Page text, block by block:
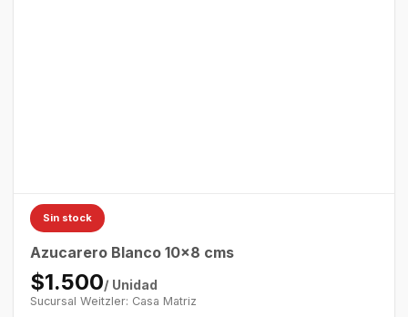
Sin stock
Azucarero Blanco 10×8 cms
$1.500/ Unidad
Sucursal Weitzler: Casa Matriz